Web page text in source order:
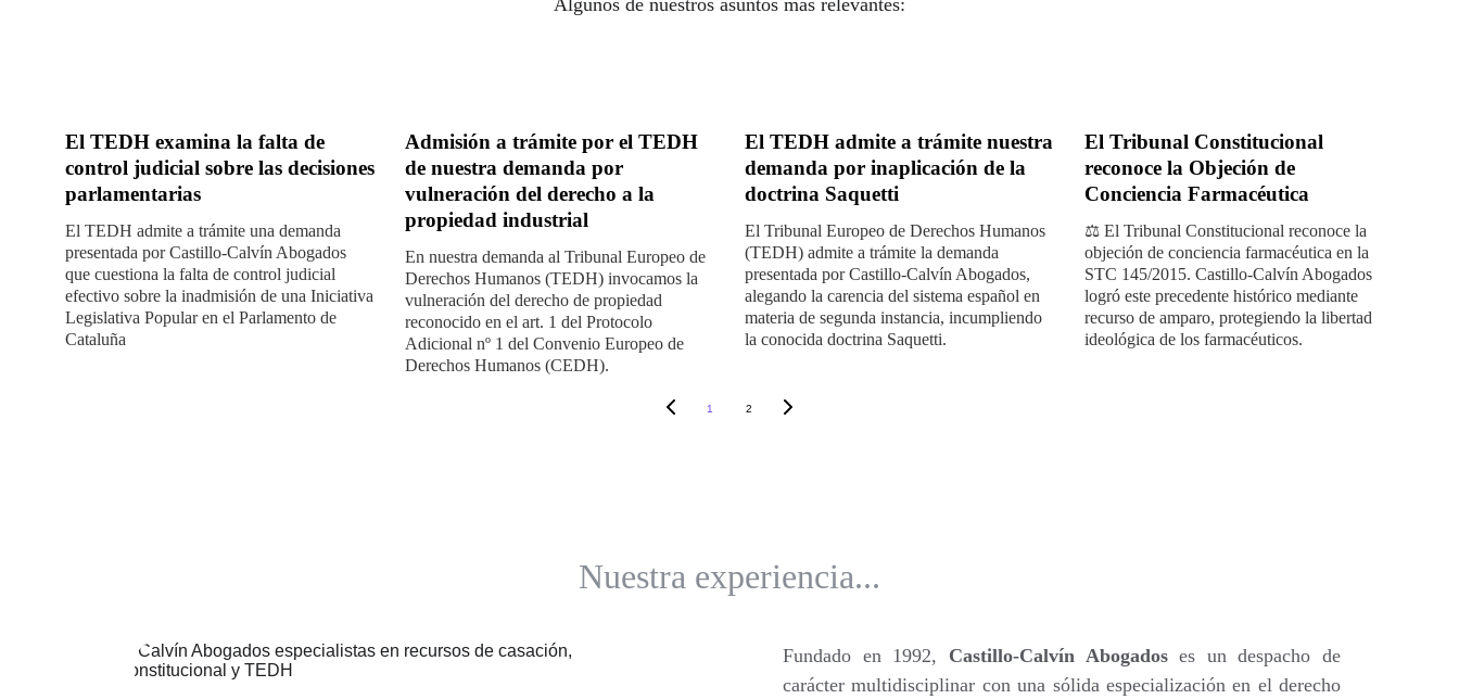
Algunos de nuestros asuntos más relevantes:
El TEDH examina la falta de
control judicial sobre las decisiones
parlamentarias
El TEDH admite a trámite una demanda
presentada por Castillo-Calvín Abogados
que cuestiona la falta de control judicial
efectivo sobre la inadmisión de una Iniciativa
Legislativa Popular en el Parlamento de
Cataluña
Admisión a trámite por el TEDH
de nuestra demanda por
vulneración del derecho a la
propiedad industrial
En nuestra demanda al Tribunal Europeo de
Derechos Humanos (TEDH) invocamos la
vulneración del derecho de propiedad
reconocido en el art. 1 del Protocolo
Adicional nº 1 del Convenio Europeo de
Derechos Humanos (CEDH).
El TEDH admite a trámite nuestra
demanda por inaplicación de la
doctrina Saquetti
El Tribunal Europeo de Derechos Humanos
(TEDH) admite a trámite la demanda
presentada por Castillo-Calvín Abogados,
alegando la carencia del sistema español en
materia de segunda instancia, incumpliendo
la conocida doctrina Saquetti.
El Tribunal Constitucional
reconoce la Objeción de
Conciencia Farmacéutica
⚖️ El Tribunal Constitucional reconoce la
objeción de conciencia farmacéutica en la
STC 145/2015. Castillo-Calvín Abogados
logró este precedente histórico mediante
recurso de amparo, protegiendo la libertad
ideológica de los farmacéuticos.
1 2
Fundado en 1992, Castillo-Calvín Abogadoses un despacho de
carácter multidisciplinar con una sólida especialización en el derecho
Nuestra experiencia...